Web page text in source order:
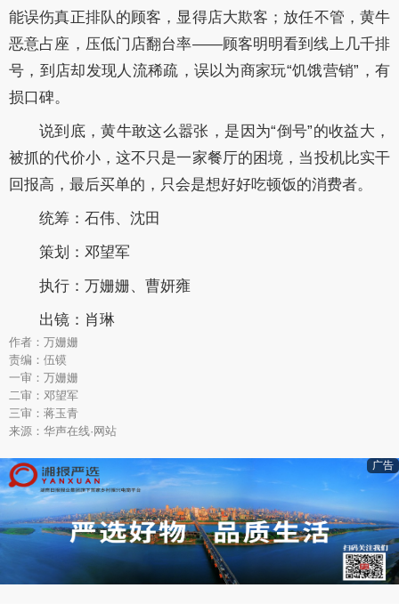
能误伤真正排队的顾客，显得店大欺客；放任不管，黄牛
恶意占座，压低门店翻台率——顾客明明看到线上几千排
号，到店却发现人流稀疏，误以为商家玩“饥饿营销”，有
损口碑。
说到底，黄牛敢这么嚣张，是因为“倒号”的收益大，
被抓的代价小，这不只是一家餐厅的困境，当投机比实干
回报高，最后买单的，只会是想好好吃顿饭的消费者。
统筹：石伟、沈田
策划：邓望军
执行：万姗姗、曹妍雍
出镜：肖琳
作者：万姗姗
责编：伍镆
一审：万姗姗
二审：邓望军
三审：蒋玉青
来源：华声在线·网站
广告